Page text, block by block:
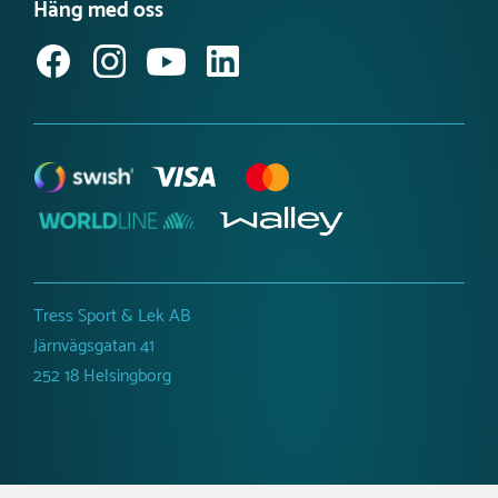
Jobba hos oss
Anmäl dig till vårt nyhetsbrev
Tillgänglighetsredogörelse
Häng med oss
Tress Sport & Lek AB
Järnvägsgatan 41
252 18 Helsingborg